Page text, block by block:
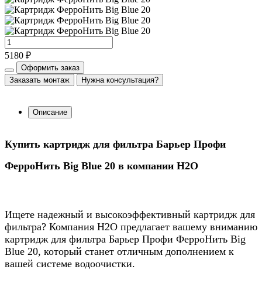
5180 ₽
Оформить заказ
Заказать монтаж
Нужна консультация?
Описание
Купить картридж для фильтра Барьер Профи
ФерроНить Big Blue 20 в компании Н2О
Ищете надежный и высокоэффективный картридж для
фильтра? Компания Н2О предлагает вашему вниманию
картридж для фильтра Барьер Профи ФерроНить Big
Blue 20, который станет отличным дополнением к
вашей системе водоочистки.